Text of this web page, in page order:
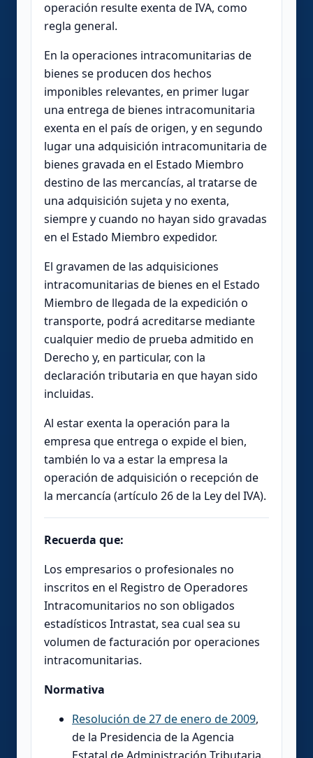
operación resulte exenta de IVA, como
regla general.
En la operaciones intracomunitarias de
bienes se producen dos hechos
imponibles relevantes, en primer lugar
una entrega de bienes intracomunitaria
exenta en el país de origen, y en segundo
lugar una adquisición intracomunitaria de
bienes gravada en el Estado Miembro
destino de las mercancías, al tratarse de
una adquisición sujeta y no exenta,
siempre y cuando no hayan sido gravadas
en el Estado Miembro expedidor.
El gravamen de las adquisiciones
intracomunitarias de bienes en el Estado
Miembro de llegada de la expedición o
transporte, podrá acreditarse mediante
cualquier medio de prueba admitido en
Derecho y, en particular, con la
declaración tributaria en que hayan sido
incluidas.
Al estar exenta la operación para la
empresa que entrega o expide el bien,
también lo va a estar la empresa la
operación de adquisición o recepción de
la mercancía (artículo 26 de la Ley del IVA).
Recuerda que:
Los empresarios o profesionales no
inscritos en el Registro de Operadores
Intracomunitarios no son obligados
estadísticos Intrastat, sea cual sea su
volumen de facturación por operaciones
intracomunitarias.
Normativa
Resolución de 27 de enero de 2009,
de la Presidencia de la Agencia
Estatal de Administración Tributaria,